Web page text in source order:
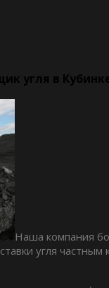
угля в
Наша компания
угля